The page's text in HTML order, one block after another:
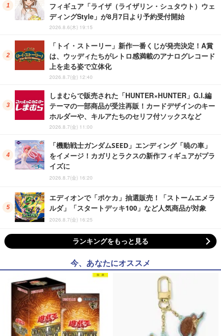
フィギュア「ライザ（ライザリン・シュタウト）ウェ
ディングStyle」が8月7日より予約受付開始
2026.8.6(木) 19:15
「トイ・ストーリー」新作一番くじが発売決定！A賞
は、ウッディたちがレトロ感満載のアナログレコード
上を走る姿で立体化
2026.8.7(金) 12:40
しまむらで販売された「HUNTER×HUNTER」G.I.編
テーマの一部商品が受注再販！カードデザインのキー
ホルダーや、キルアたちのセリフ付ソックスなど
2026.8.7(金) 11:00
「機動戦士ガンダムSEED」エンディング「暁の車」
をイメージ！カガリとラクスの新作フィギュアがプラ
イズに
2026.8.7(金) 16:20
エディオンで「ポケカ」抽選販売！「ストームエメラ
ルダ」「スタートデッキ100」など人気商品が対象
2026.8.7(金) 16:25
ランキングをもっと見る
今、あなたにオススメ